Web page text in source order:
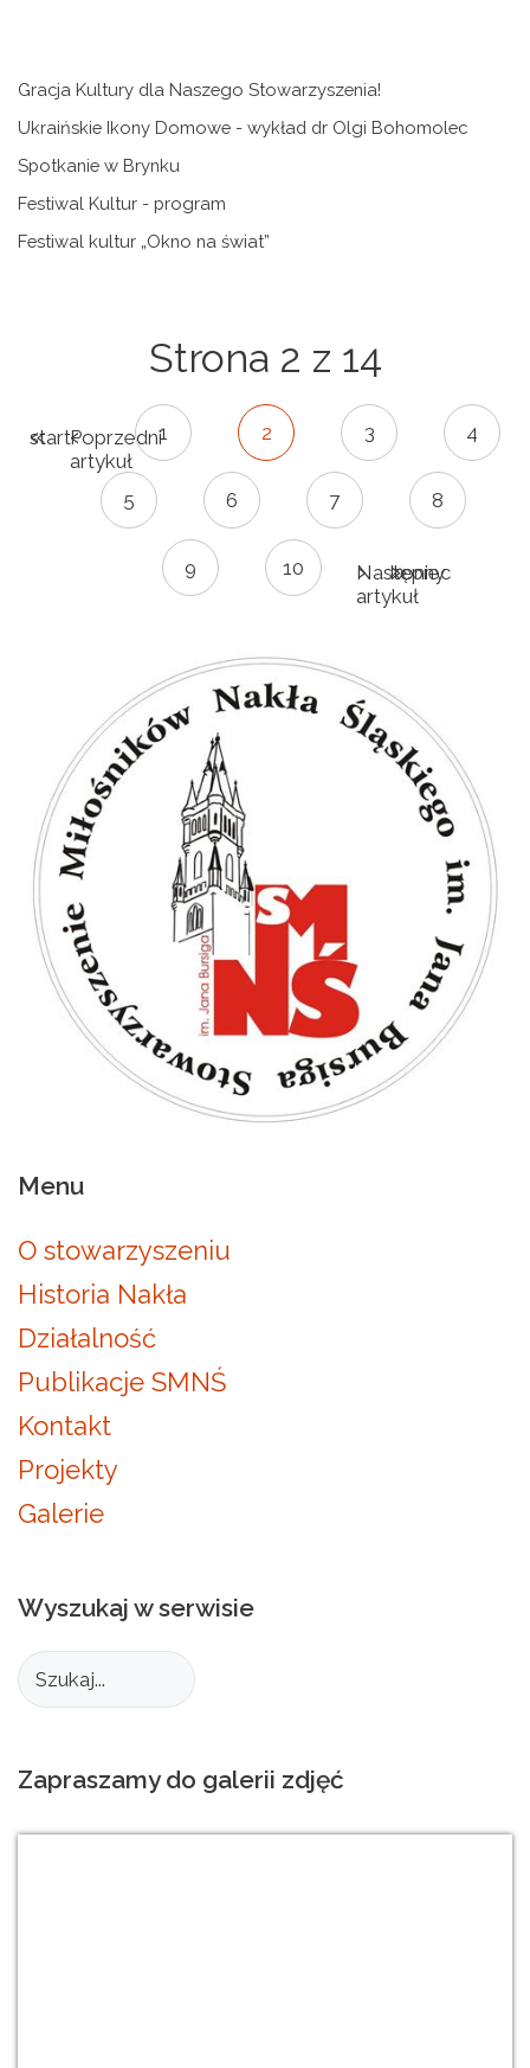
Gracja Kultury dla Naszego Stowarzyszenia!
Ukraińskie Ikony Domowe - wykład dr Olgi Bohomolec
Spotkanie w Brynku
Festiwal Kultur - program
Festiwal kultur „Okno na świat”
Strona 2 z 14
startPoprzedni
artykuł
1 2 3 4
5 6 7 8
9 10
Następny
artykuł
koniec
Menu
O stowarzyszeniu
Historia Nakła
Działalność
Publikacje SMNŚ
Kontakt
Projekty
Galerie
Wyszukaj w serwisie
Zapraszamy do galerii zdjęć